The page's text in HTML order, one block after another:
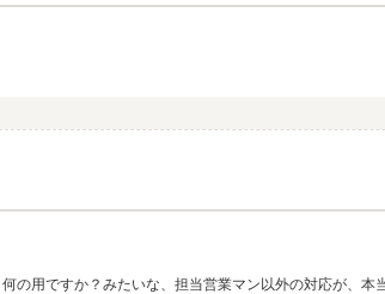
用ですか？みたいな、担当営業マン以外の対応が、本